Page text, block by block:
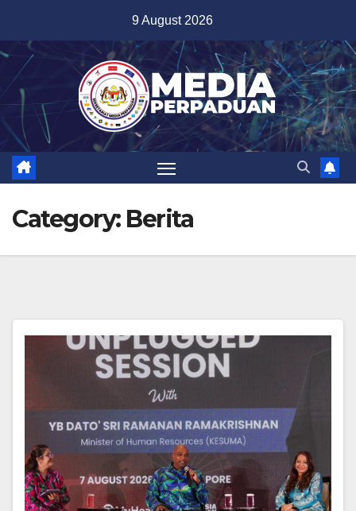
content
9 August 2026
Category: Berita